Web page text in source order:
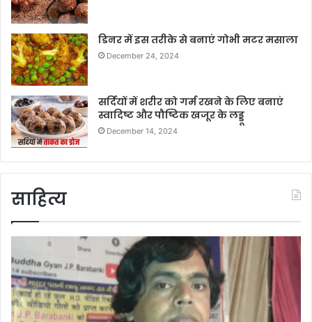
डिनर में इस तरीके से बनाएं गोभी मटर मसाला
December 24, 2024
सर्दियों में शरीर को गर्म रखने के लिए बनाएं
स्वादिष्ट और पौष्टिक खजूर के लड्डू
December 14, 2024
साहित्य